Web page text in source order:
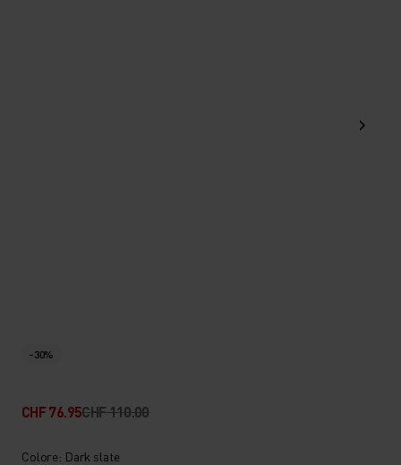
-30%
CHF 76.95CHF 110.00
Colore: Dark slate